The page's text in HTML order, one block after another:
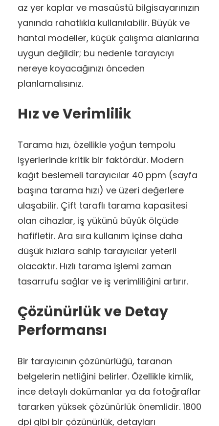
az yer kaplar ve masaüstü bilgisayarınızın
yanında rahatlıkla kullanılabilir. Büyük ve
hantal modeller, küçük çalışma alanlarına
uygun değildir; bu nedenle tarayıcıyı
nereye koyacağınızı önceden
planlamalısınız.
Hız ve Verimlilik
Tarama hızı, özellikle yoğun tempolu
işyerlerinde kritik bir faktördür. Modern
kağıt beslemeli tarayıcılar 40 ppm (sayfa
başına tarama hızı) ve üzeri değerlere
ulaşabilir. Çift taraflı tarama kapasitesi
olan cihazlar, iş yükünü büyük ölçüde
hafifletir. Ara sıra kullanım içinse daha
düşük hızlara sahip tarayıcılar yeterli
olacaktır. Hızlı tarama işlemi zaman
tasarrufu sağlar ve iş verimliliğini artırır.
Çözünürlük ve Detay
Performansı
Bir tarayıcının çözünürlüğü, taranan
belgelerin netliğini belirler. Özellikle kimlik,
ince detaylı dokümanlar ya da fotoğraflar
tararken yüksek çözünürlük önemlidir. 1800
dpi gibi bir çözünürlük, detayları